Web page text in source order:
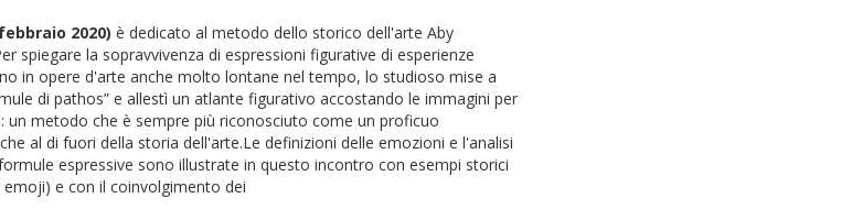
2020)è dedicato al metodo dello storico dell'arte Aby
spiegare la sopravvivenza di espressioni figurative di esperienze
in opere d'arte anche molto lontane nel tempo, lo studioso mise a
di pathos” e allestì un atlante figurativo accostando le immagini per
un metodo che è sempre più riconosciuto come un proficuo
al di fuori della storia dell'arte.Le definizioni delle emozioni e l'analisi
espressive sono illustrate in questo incontro con esempi storici
e con il coinvolgimento dei